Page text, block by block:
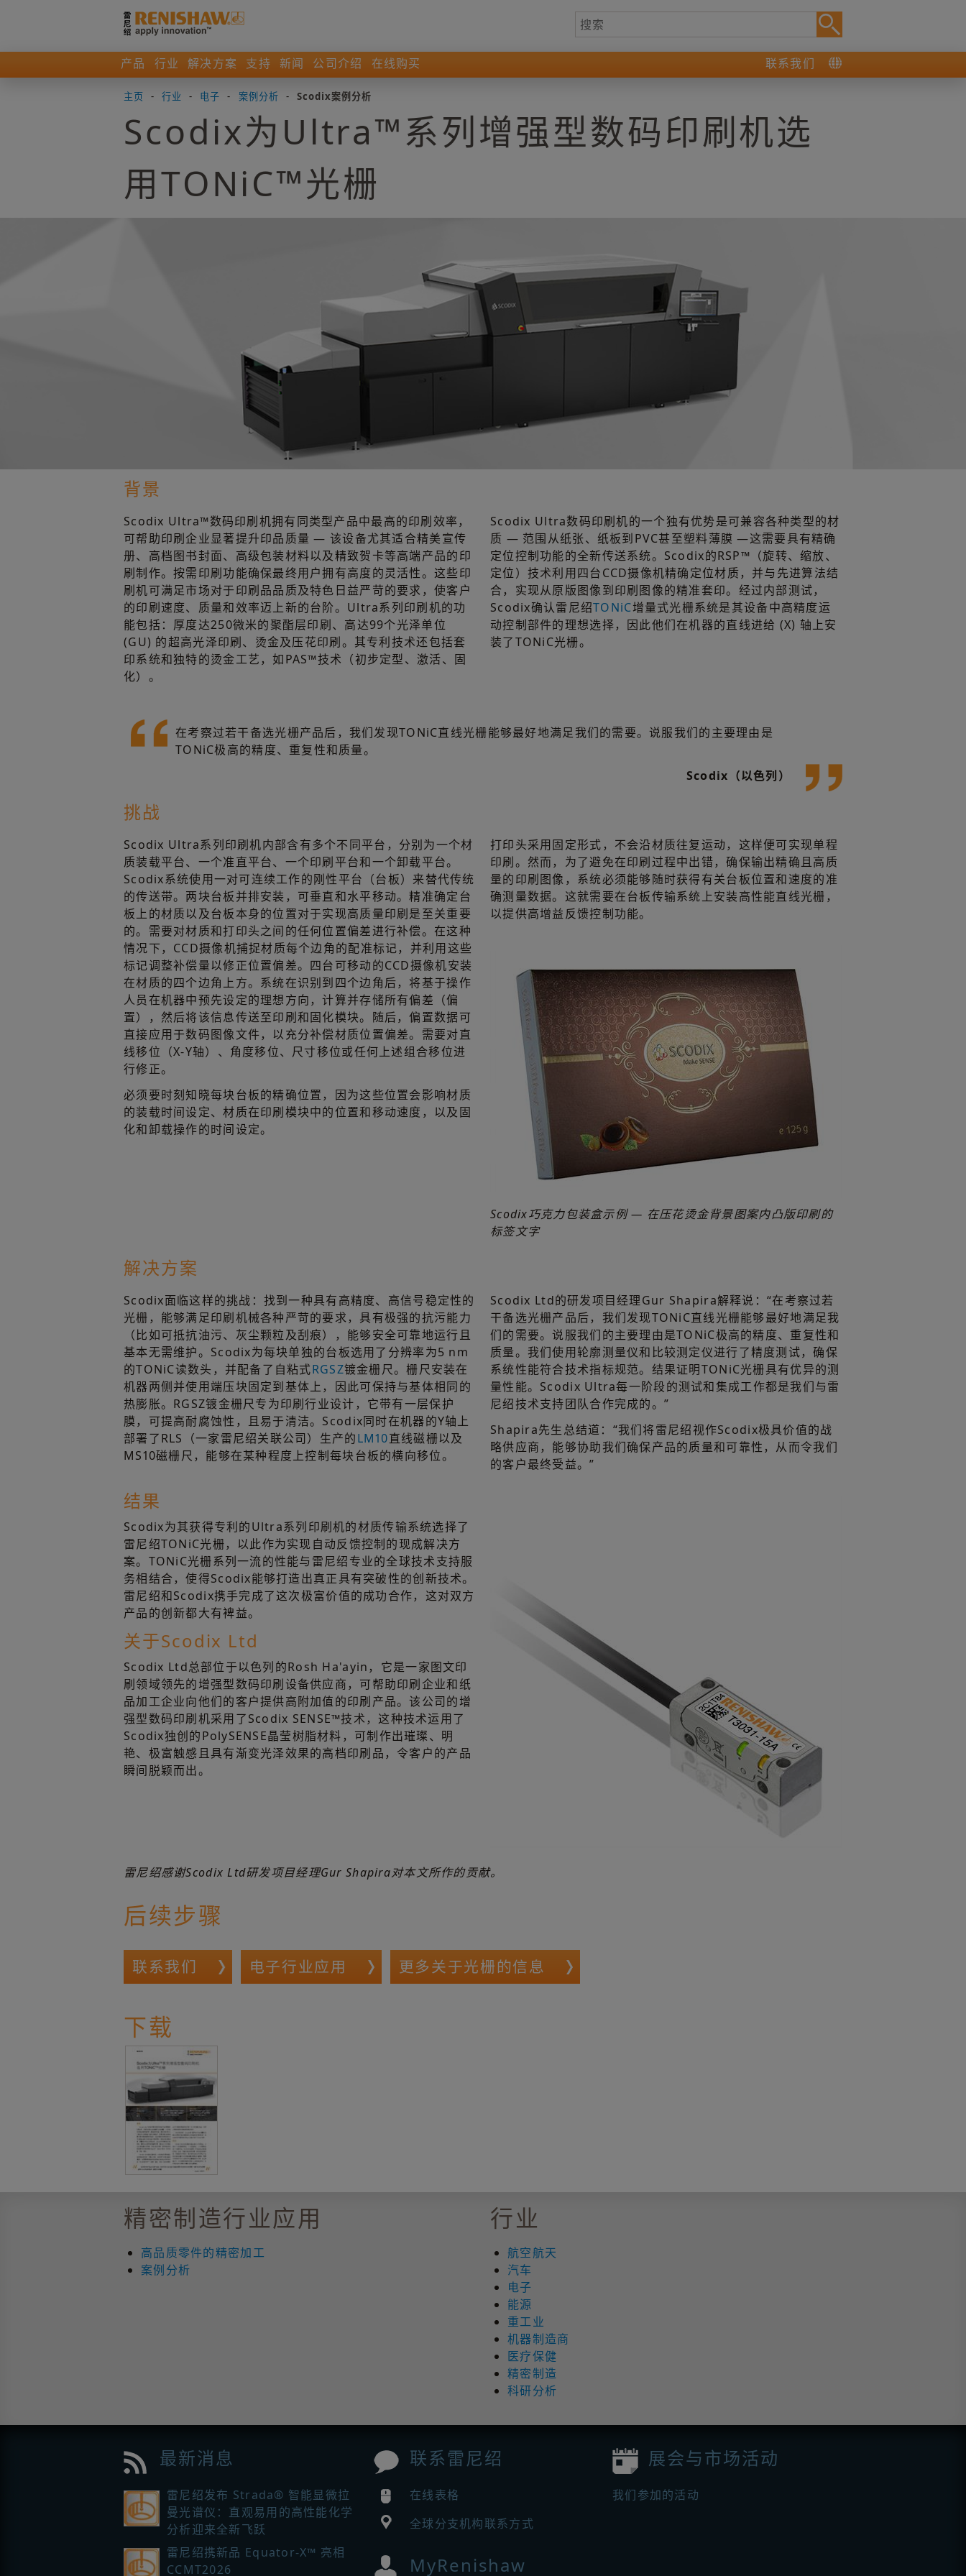
产品 行业 解决方案 支持 新闻 公司介绍 在线购买 联系我们
主页 - 行业 - 电子 - 案例分析 - Scodix案例分析
Scodix为Ultra™系列增强型数码印刷机选
用TONiC™光栅
背景
Scodix Ultra™数码印刷机拥有同类型产品中最高的印刷效率，
可帮助印刷企业显著提升印品质量 — 该设备尤其适合精美宣传
册、高档图书封面、高级包装材料以及精致贺卡等高端产品的印
刷制作。按需印刷功能确保最终用户拥有高度的灵活性。这些印
刷机可满足市场对于印刷品品质及特色日益严苛的要求，使客户
的印刷速度、质量和效率迈上新的台阶。Ultra系列印刷机的功
能包括：厚度达250微米的聚酯层印刷、高达99个光泽单位
(GU) 的超高光泽印刷、烫金及压花印刷。其专利技术还包括套
印系统和独特的烫金工艺，如PAS™技术（初步定型、激活、固
化）。
Scodix Ultra数码印刷机的一个独有优势是可兼容各种类型的材
质 — 范围从纸张、纸板到PVC甚至塑料薄膜 —这需要具有精确
定位控制功能的全新传送系统。Scodix的RSP™（旋转、缩放、
定位）技术利用四台CCD摄像机精确定位材质，并与先进算法结
合，实现从原版图像到印刷图像的精准套印。经过内部测试，
Scodix确认雷尼绍TONiC增量式光栅系统是其设备中高精度运
动控制部件的理想选择，因此他们在机器的直线进给 (X) 轴上安
装了TONiC光栅。
在考察过若干备选光栅产品后，我们发现TONiC直线光栅能够最好地满足我们的需要。说服我们的主要理由是
TONiC极高的精度、重复性和质量。
Scodix（以色列）
挑战
Scodix Ultra系列印刷机内部含有多个不同平台，分别为一个材
质装载平台、一个准直平台、一个印刷平台和一个卸载平台。
Scodix系统使用一对可连续工作的刚性平台（台板）来替代传统
的传送带。两块台板并排安装，可垂直和水平移动。精准确定台
板上的材质以及台板本身的位置对于实现高质量印刷是至关重要
的。需要对材质和打印头之间的任何位置偏差进行补偿。在这种
情况下，CCD摄像机捕捉材质每个边角的配准标记，并利用这些
标记调整补偿量以修正位置偏差。四台可移动的CCD摄像机安装
在材质的四个边角上方。系统在识别到四个边角后，将基于操作
人员在机器中预先设定的理想方向，计算并存储所有偏差（偏
置），然后将该信息传送至印刷和固化模块。随后，偏置数据可
直接应用于数码图像文件，以充分补偿材质位置偏差。需要对直
线移位（X-Y轴）、角度移位、尺寸移位或任何上述组合移位进
行修正。
必须要时刻知晓每块台板的精确位置，因为这些位置会影响材质
的装载时间设定、材质在印刷模块中的位置和移动速度，以及固
化和卸载操作的时间设定。
打印头采用固定形式，不会沿材质往复运动，这样便可实现单程
印刷。然而，为了避免在印刷过程中出错，确保输出精确且高质
量的印刷图像，系统必须能够随时获得有关台板位置和速度的准
确测量数据。这就需要在台板传输系统上安装高性能直线光栅，
以提供高增益反馈控制功能。
Scodix巧克力包装盒示例 — 在压花烫金背景图案内凸版印刷的
标签文字
解决方案
Scodix面临这样的挑战：找到一种具有高精度、高信号稳定性的
光栅，能够满足印刷机械各种严苛的要求，具有极强的抗污能力
（比如可抵抗油污、灰尘颗粒及刮痕），能够安全可靠地运行且
基本无需维护。Scodix为每块单独的台板选用了分辨率为5 nm
的TONiC读数头，并配备了自粘式RGSZ镀金栅尺。栅尺安装在
机器两侧并使用端压块固定到基体上，因此可保持与基体相同的
热膨胀。RGSZ镀金栅尺专为印刷行业设计，它带有一层保护
膜，可提高耐腐蚀性，且易于清洁。Scodix同时在机器的Y轴上
部署了RLS（一家雷尼绍关联公司）生产的LM10直线磁栅以及
MS10磁栅尺，能够在某种程度上控制每块台板的横向移位。
Scodix Ltd的研发项目经理Gur Shapira解释说：“在考察过若
干备选光栅产品后，我们发现TONiC直线光栅能够最好地满足我
们的需要。说服我们的主要理由是TONiC极高的精度、重复性和
质量。我们使用轮廓测量仪和比较测定仪进行了精度测试，确保
系统性能符合技术指标规范。结果证明TONiC光栅具有优异的测
量性能。Scodix Ultra每一阶段的测试和集成工作都是我们与雷
尼绍技术支持团队合作完成的。”
Shapira先生总结道：“我们将雷尼绍视作Scodix极具价值的战
略供应商，能够协助我们确保产品的质量和可靠性，从而令我们
的客户最终受益。”
结果
Scodix为其获得专利的Ultra系列印刷机的材质传输系统选择了
雷尼绍TONiC光栅，以此作为实现自动反馈控制的现成解决方
案。TONiC光栅系列一流的性能与雷尼绍专业的全球技术支持服
务相结合，使得Scodix能够打造出真正具有突破性的创新技术。
雷尼绍和Scodix携手完成了这次极富价值的成功合作，这对双方
产品的创新都大有裨益。
关于Scodix Ltd
Scodix Ltd总部位于以色列的Rosh Ha'ayin，它是一家图文印
刷领域领先的增强型数码印刷设备供应商，可帮助印刷企业和纸
品加工企业向他们的客户提供高附加值的印刷产品。该公司的增
强型数码印刷机采用了Scodix SENSE™技术，这种技术运用了
Scodix独创的PolySENSE晶莹树脂材料，可制作出璀璨、明
艳、极富触感且具有渐变光泽效果的高档印刷品，令客户的产品
瞬间脱颖而出。
雷尼绍感谢Scodix Ltd研发项目经理Gur Shapira对本文所作的贡献。
后续步骤
联系我们 电子行业应用 更多关于光栅的信息
下载
精密制造行业应用
高品质零件的精密加工
案例分析
行业
航空航天
汽车
电子
能源
重工业
机器制造商
医疗保健
精密制造
科研分析
最新消息
雷尼绍发布 Strada® 智能显微拉
曼光谱仪：直观易用的高性能化学
分析迎来全新飞跃
雷尼绍携新品 Equator-X™ 亮相
CCMT2026
联系雷尼绍
在线表格
全球分支机构联系方式
MyRenishaw
展会与市场活动
我们参加的活动